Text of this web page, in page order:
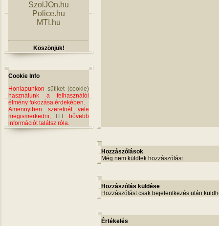
SzolJOn.hu
Police.hu
MTI.hu
Köszönjük!
Cookie Info
Honlapunkon sütiket (cookie)
használunk a felhasználói
élmény fokozása érdekében.
Amennyiben szeretnél vele
megismerkedni,
ITT bővebb
információt találsz róla.
Hozzászólások
Még nem küldtek hozzászólást
Hozzászólás küldése
Hozzászólást csak bejelentkezés után
Értékelés